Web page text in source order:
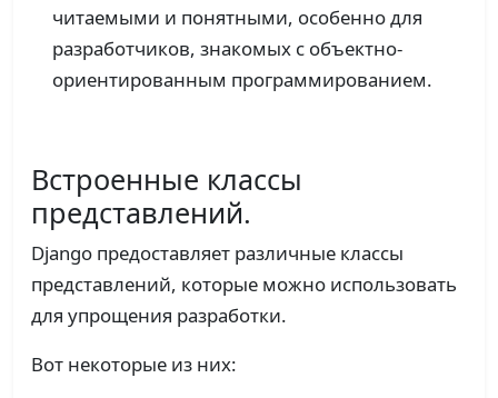
читаемыми и понятными, особенно для
разработчиков, знакомых с объектно-
ориентированным программированием.
Встроенные классы
представлений.
Django предоставляет различные классы
представлений, которые можно использовать
для упрощения разработки.
Вот некоторые из них: